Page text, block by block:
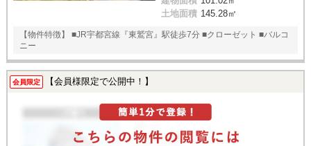
土地面積 145.28㎡
【物件特徴】 ■JR宇都宮線『東鷲宮』駅徒歩7分 ■クローゼット ■バルコ
ニー
会員限定 【会員様限定で公開中！】